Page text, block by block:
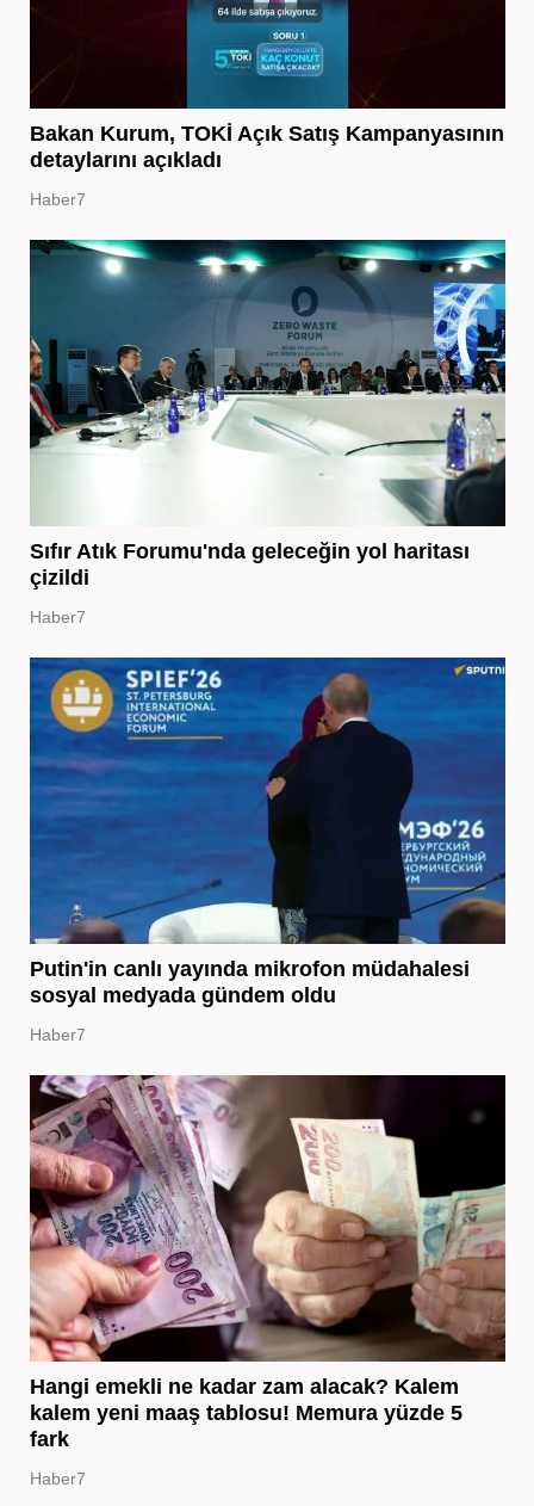
Bakan Kurum, TOKİ Açık Satış Kampanyasının
detaylarını açıkladı
Haber7
Sıfır Atık Forumu'nda geleceğin yol haritası
çizildi
Haber7
Putin'in canlı yayında mikrofon müdahalesi
sosyal medyada gündem oldu
Haber7
Hangi emekli ne kadar zam alacak? Kalem
kalem yeni maaş tablosu! Memura yüzde 5
fark
Haber7